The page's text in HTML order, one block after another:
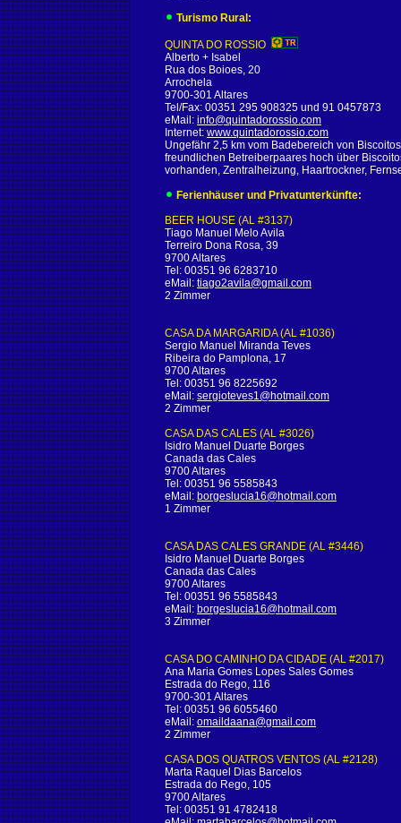
Turismo Rural:
QUINTA DO ROSSIO
Alberto + Isabel
Rua dos Boioes, 20
Arrochela
9700-301 Altares
Tel/Fax: 00351 295 908325 und 91 0457873
eMail: info@quintadorossio.com
Internet: www.quintadorossio.com
Ungefähr 2,5 km vom Badebereich von
freundlichen Betreiberpaares hoch über
vorhanden, Zentralheizung, Haartrockner,
Ferienhäuser und Privatunterkünfte:
BEER HOUSE (AL #3137)
Tiago Manuel Melo Avila
Terreiro Dona Rosa, 39
9700 Altares
Tel: 00351 96 6283710
eMail: tiago2avila@gmail.com
2 Zimmer
CASA DA MARGARIDA (AL #1036)
Sergio Manuel Miranda Teves
Ribeira do Pamplona, 17
9700 Altares
Tel: 00351 96 8225692
eMail: sergioteves1@hotmail.com
2 Zimmer
CASA DAS CALES (AL #3026)
Isidro Manuel Duarte Borges
Canada das Cales
9700 Altares
Tel: 00351 96 5585843
eMail: borgeslucia16@hotmail.com
1 Zimmer
CASA DAS CALES GRANDE (AL #3446)
Isidro Manuel Duarte Borges
Canada das Cales
9700 Altares
Tel: 00351 96 5585843
eMail: borgeslucia16@hotmail.com
3 Zimmer
CASA DO CAMINHO DA CIDADE (AL #2017)
Ana Maria Gomes Lopes Sales Gomes
Estrada do Rego, 116
9700-301 Altares
Tel: 00351 96 6055460
eMail: omaildaana@gmail.com
2 Zimmer
CASA DOS QUATROS VENTOS (AL #2128)
Marta Raquel Dias Barcelos
Estrada do Rego, 105
9700 Altares
Tel: 00351 91 4782418